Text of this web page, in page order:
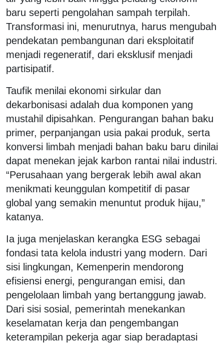
baru seperti pengolahan sampah terpilah.
Transformasi ini, menurutnya, harus mengubah
pendekatan pembangunan dari eksploitatif
menjadi regeneratif, dari eksklusif menjadi
partisipatif.
Taufik menilai ekonomi sirkular dan
dekarbonisasi adalah dua komponen yang
mustahil dipisahkan. Pengurangan bahan baku
primer, perpanjangan usia pakai produk, serta
konversi limbah menjadi bahan baku baru dinilai
dapat menekan jejak karbon rantai nilai industri.
“Perusahaan yang bergerak lebih awal akan
menikmati keunggulan kompetitif di pasar
global yang semakin menuntut produk hijau,”
katanya.
Ia juga menjelaskan kerangka ESG sebagai
fondasi tata kelola industri yang modern. Dari
sisi lingkungan, Kemenperin mendorong
efisiensi energi, pengurangan emisi, dan
pengelolaan limbah yang bertanggung jawab.
Dari sisi sosial, pemerintah menekankan
keselamatan kerja dan pengembangan
keterampilan pekerja agar siap beradaptasi